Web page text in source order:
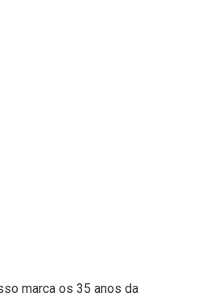
marca os 35 anos da